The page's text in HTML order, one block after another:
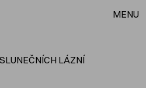
MENU
LÁZNÍ